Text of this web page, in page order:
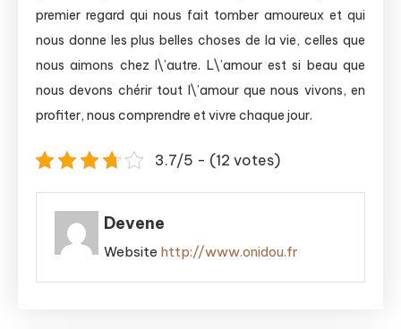
premier regard qui nous fait tomber amoureux et qui
nous donne les plus belles choses de la vie, celles que
nous aimons chez l\’autre. L\’amour est si beau que
nous devons chérir tout l\’amour que nous vivons, en
profiter, nous comprendre et vivre chaque jour.
3.7/5 - (12 votes)
Devene
Website http://www.onidou.fr